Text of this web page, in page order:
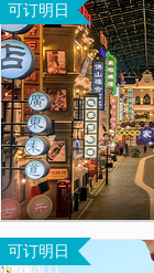
可订明日
可订明日